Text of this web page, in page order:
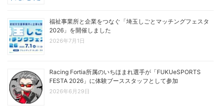
福祉事業所と企業をつなぐ「埼玉しごとマッチングフェスタ
2026」を開催しました
2026年7月1日
Racing Fortia所属のいちほまれ選手が「FUKUeSPORTS
FESTA 2026」に体験ブーススタッフとして参加
2026年6月29日